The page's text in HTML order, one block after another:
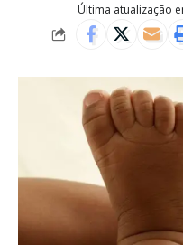
Última atualização